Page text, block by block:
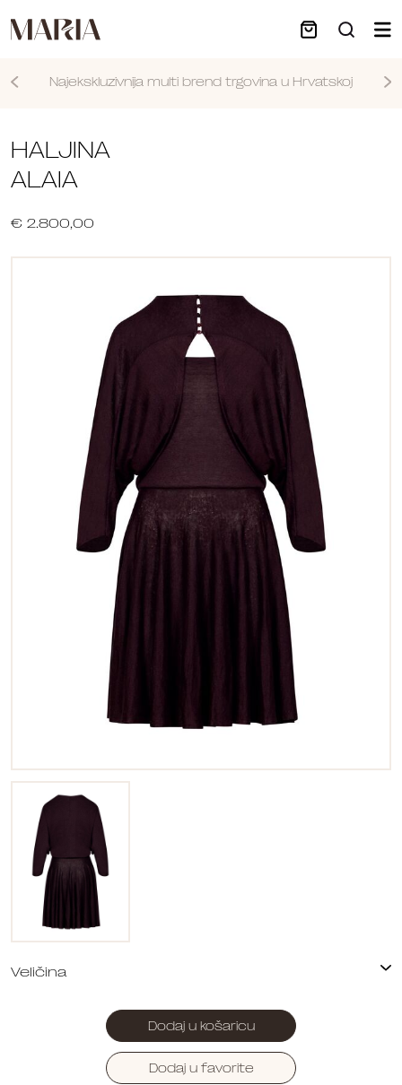
Najekskluzivnija multi brend trgovina u Hrvatskoj
HALJINA
ALAIA
€ 2.800,00
Dodaj u košaricu
Dodaj u favorite